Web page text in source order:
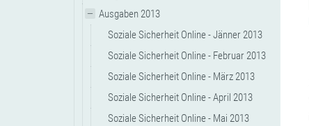
Ausgaben 2013
Soziale Sicherheit Online - Jänner 2013
Soziale Sicherheit Online - Februar 2013
Soziale Sicherheit Online - März 2013
Soziale Sicherheit Online - April 2013
Soziale Sicherheit Online - Mai 2013